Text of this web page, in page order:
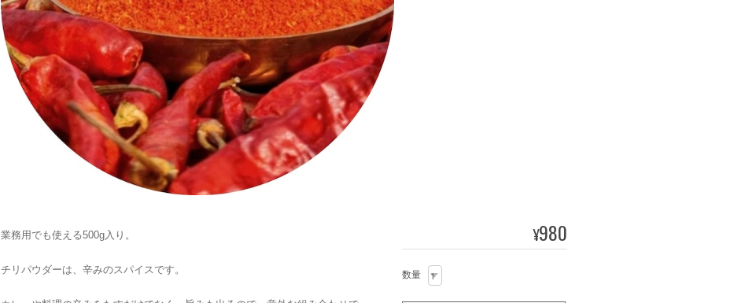
業務用でも使える500g入り。
チリパウダーは、辛みのスパイスです。
¥980
数量